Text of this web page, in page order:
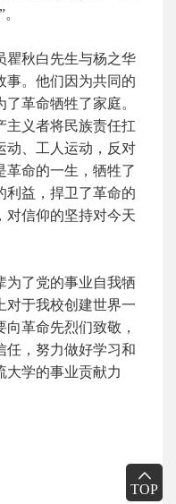
TOP
秋白先生与杨之华
事。他们因为共同的
革命牺牲了家庭。
主义者将民族责任扛
动、工人运动，反对
革命的一生，牺牲了
利益，捍卫了革命的
对信仰的坚持对今天
了党的事业自我牺
对于我校创建世界一
革命先烈们致敬，
任，努力做好学习和
大学的事业贡献力